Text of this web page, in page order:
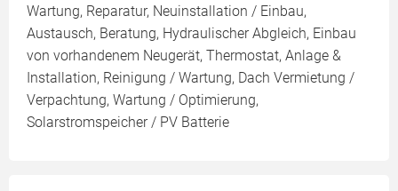
Wartung, Reparatur, Neuinstallation / Einbau,
Austausch, Beratung, Hydraulischer Abgleich, Einbau
von vorhandenem Neugerät, Thermostat, Anlage &
Installation, Reinigung / Wartung, Dach Vermietung /
Verpachtung, Wartung / Optimierung,
Solarstromspeicher / PV Batterie